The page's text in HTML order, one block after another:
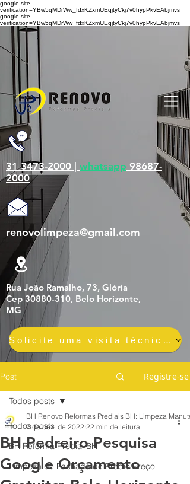
google-site-
verification=YBw5qMDrWw_fdxKZxmUEqjtyCkj7v0hypPkvEAbjmvs
google-site-
verification=YBw5qMDrWw_fdxKZxmUEqjtyCkj7v0hypPkvEAbjmvs
31 3473-2000 | whatsapp 98687-
2000
renovolimpeza@gmail.com
Rua João Ramalho, 73, Glória
Cep 30880-310, Belo Horizonte,
MG
Solicite uma visita técnica gratuita e sem compromisso
Post Registre-se
Todos posts
BH Reforma Predial BH
Limpeza de Fachada de Prédio Preço
Todos posts
BH Pedreiro Pesquisa
Google Orçamento
BH Renovo Reformas Prediais BH: Limpeza
7 de dez. de 2022 22 min de leitura